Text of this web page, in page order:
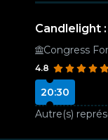
Candlelight
Congress
4.8
20:30
Autre(s)